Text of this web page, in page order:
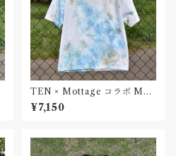
TEN × Mottage コラボ Mot
t Oval Tシャツ Sea White U
nisex
¥7,150